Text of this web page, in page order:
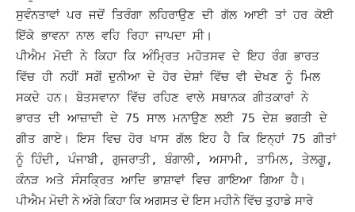
ਸੁਵੰਨਤਾਵਾਂ ਪਰ ਜਦੋਂ ਤਿਰੰਗਾ ਲਹਿਰਾਉਣ ਦੀ ਗੱਲ ਆਈ ਤਾਂ ਹਰ ਕੋਈ
ਇੱਕੋ ਭਾਵਨਾ ਨਾਲ ਵਹਿ ਰਿਹਾ ਜਾਪਦਾ ਸੀ।
ਪੀਐਮ ਮੋਦੀ ਨੇ ਕਿਹਾ ਕਿ ਅੰਮ੍ਰਿਤ ਮਹੋਤਸਵ ਦੇ ਇਹ ਰੰਗ ਭਾਰਤ
ਵਿੱਚ ਹੀ ਨਹੀਂ ਸਗੋਂ ਦੁਨੀਆ ਦੇ ਹੋਰ ਦੇਸ਼ਾਂ ਵਿੱਚ ਵੀ ਦੇਖਣ ਨੂੰ ਮਿਲ
ਸਕਦੇ ਹਨ। ਬੋਤਸਵਾਨਾ ਵਿੱਚ ਰਹਿਣ ਵਾਲੇ ਸਥਾਨਕ ਗੀਤਕਾਰਾਂ ਨੇ
ਭਾਰਤ ਦੀ ਆਜ਼ਾਦੀ ਦੇ 75 ਸਾਲ ਮਨਾਉਣ ਲਈ 75 ਦੇਸ਼ ਭਗਤੀ ਦੇ
ਗੀਤ ਗਾਏ। ਇਸ ਵਿਚ ਹੋਰ ਖਾਸ ਗੱਲ ਇਹ ਹੈ ਕਿ ਇਨ੍ਹਾਂ 75 ਗੀਤਾਂ
ਨੂੰ ਹਿੰਦੀ, ਪੰਜਾਬੀ, ਗੁਜਰਾਤੀ, ਬੰਗਾਲੀ, ਅਸਾਮੀ, ਤਾਮਿਲ, ਤੇਲਗੂ,
ਕੰਨੜ ਅਤੇ ਸੰਸਕ੍ਰਿਤ ਆਦਿ ਭਾਸ਼ਾਵਾਂ ਵਿਚ ਗਾਇਆ ਗਿਆ ਹੈ।
ਪੀਐਮ ਮੋਦੀ ਨੇ ਅੱਗੇ ਕਿਹਾ ਕਿ ਅਗਸਤ ਦੇ ਇਸ ਮਹੀਨੇ ਵਿੱਚ ਤੁਹਾਡੇ ਸਾਰੇ